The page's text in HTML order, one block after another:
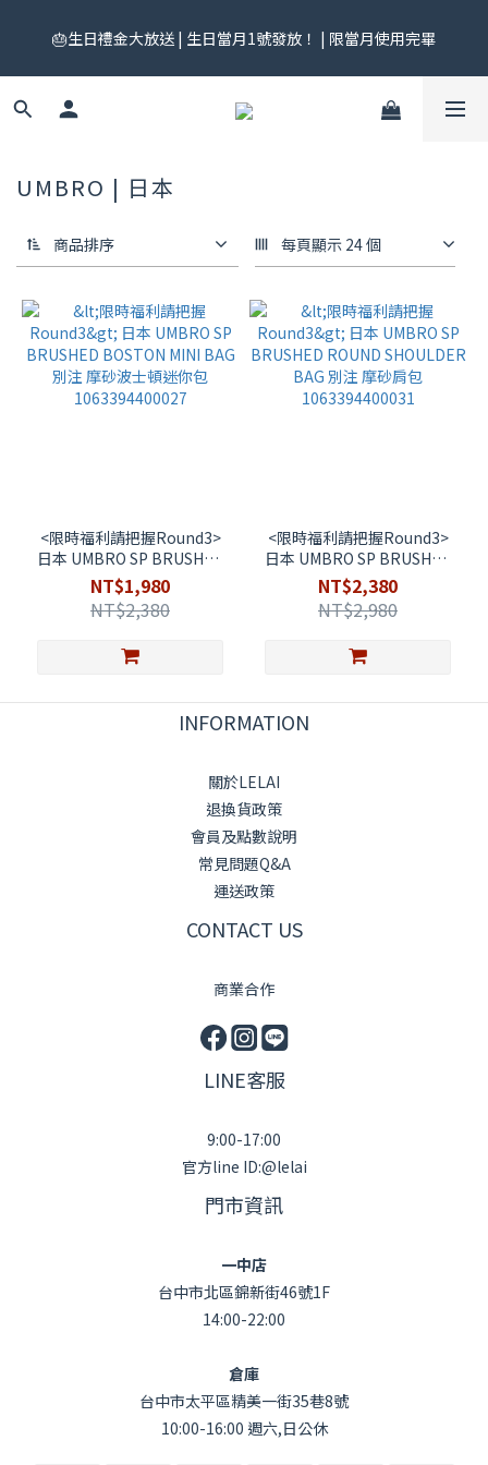
領券中心領，碼碼不同快去領！
🎂生日禮金大放送 | 生日當月1號發放！ | 限當月使用完畢
🎟️ 免運券來了！每月 25 號準時開搶｜$299／$999 各一張｜官網
UMBRO | 日本
商品排序 每頁顯示 24 個
<限時福利請把握Round3>
日本 UMBRO SP BRUSHED
BOSTON MINI BAG 別注 摩
砂波士頓迷你包
1063394400027
NT$1,980
NT$2,380
<限時福利請把握Round3>
日本 UMBRO SP BRUSHED
ROUND SHOULDER BAG 別
注 摩砂肩包
1063394400031
NT$2,380
NT$2,980
INFORMATION
關於LELAI
退換貨政策
會員及點數說明
常見問題Q&A
運送政策
CONTACT US
商業合作
LINE客服
9:00-17:00
官方line ID:@lelai
門市資訊
一中店
台中市北區錦新街46號1F
14:00-22:00
倉庫
台中市太平區精美一街35巷8號
10:00-16:00 週六,日公休